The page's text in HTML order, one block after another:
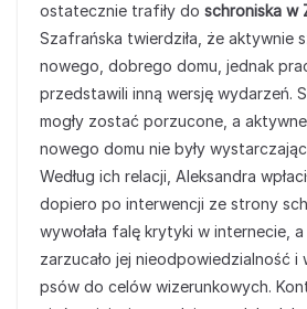
ostatecznie trafiły do schroniska w
Szafrańska twierdziła, że aktywnie
nowego, dobrego domu, jednak
przedstawili inną wersję wydarzeń.
mogły zostać porzucone, a
nowego domu nie były
Według ich relacji, Aleksandra
dopiero po interwencji ze strony
wywołała falę krytyki w internecie,
zarzucało jej nieodpowiedzialność
psów do celów wizerunkowych.